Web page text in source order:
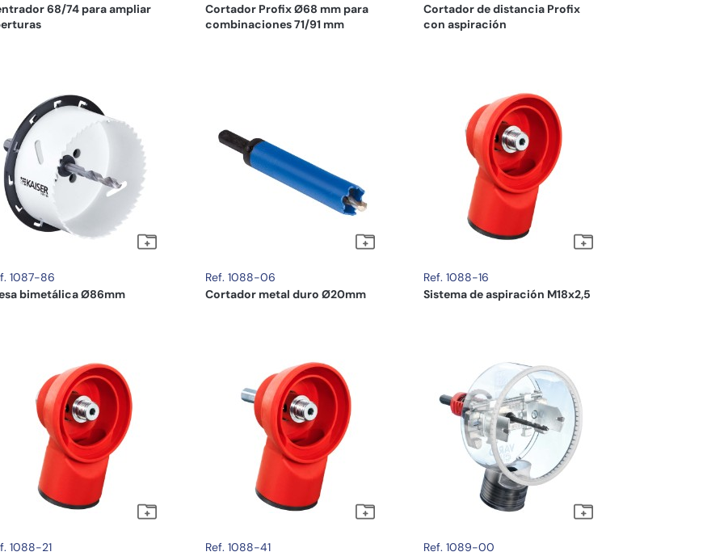
68/74 para ampliar
Cortador Profix Ø68 mm para
combinaciones 71/91 mm
Cortador de distancia Profix
con aspiración
1087-86
bimetálica Ø86mm
Ref. 1088-06
Cortador metal duro Ø20mm
Ref. 1088-16
Sistema de aspiración M18x2,5
1088-21
Ref. 1088-41
Ref. 1089-00